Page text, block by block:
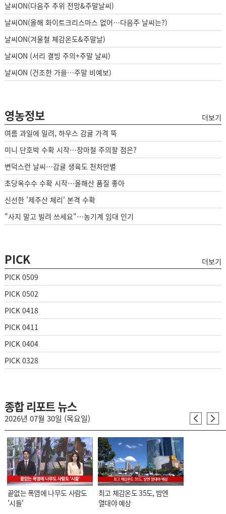
날씨ON(다음주 추위 전망&주말날씨)
날씨ON(올해 화이트크리스마스 없어…다음주 날씨는?)
날씨ON(겨울철 체감온도&주말날)
날씨ON (서리 결빙 주의+주말 날씨)
날씨ON (건조한 가을…주말 비예보)
영농정보
더보기
여름 과일에 밀려, 하우스 감귤 가격 뚝
미니 단호박 수확 시작…장마철 주의할 점은?
변덕스런 날씨…감귤 생육도 천차만별
초당옥수수 수확 시작…올해산 품질 좋아
신선한 '제주산 체리' 본격 수확
"사지 말고 빌려 쓰세요"…농기계 임대 인기
PICK
더보기
PICK 0509
PICK 0502
PICK 0418
PICK 0411
PICK 0404
PICK 0328
종합 리포트 뉴스
2026년 07월 30일 (목요일)
끝없는 폭염에 나무도 사람도
'시들'
최고 체감온도 35도, 밤엔
열대야 예상